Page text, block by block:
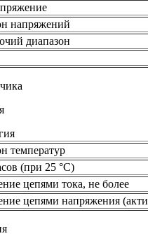
напряжений
диапазон
температур
(при 25 °C)
цепями тока, не более
цепями напряжения